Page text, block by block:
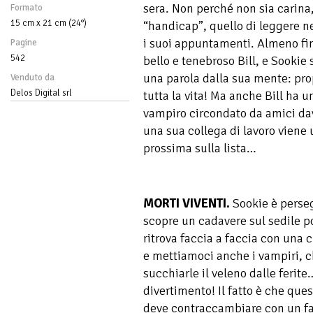
Formato
15 cm x 21 cm (24°)
Pagine
542
Venduto da
Delos Digital srl
sera. Non perché non sia
“handicap”, quello di leggere
i suoi appuntamenti. Almeno
bello e tenebroso Bill, e
una parola dalla sua mente:
tutta la vita! Ma anche Bill ha
vampiro circondato da amici
una sua collega di lavoro viene
prossima sulla lista…
MORTI VIVENTI. Sookie è
scopre un cadavere sul sedile
ritrova faccia a faccia con una
e mettiamoci anche i vampiri,
succhiarle il veleno dalle
divertimento! Il fatto è che
deve contraccambiare con un